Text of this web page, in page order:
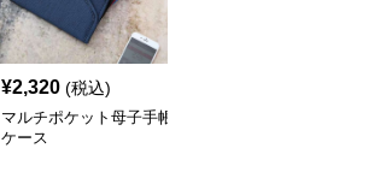
¥2,320 (税込)
マルチポケット母子手帳
ケース